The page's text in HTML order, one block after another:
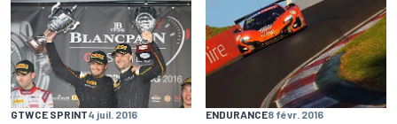
GTWCE SPRINT4 juil. 2016 ENDURANCE8 févr. 2016